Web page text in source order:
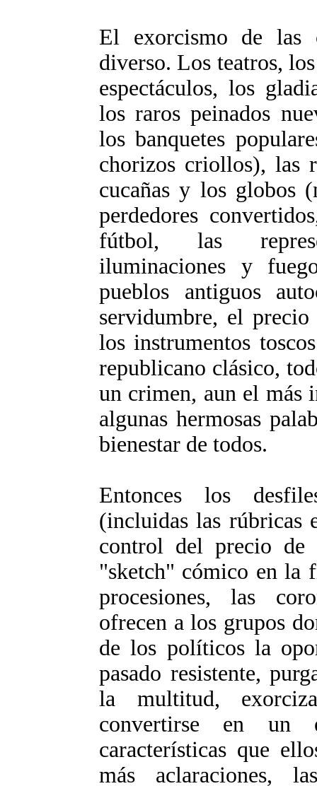
El exorcismo de las
diverso. Los teatros,
espectáculos, los
los raros peinados
los banquetes
chorizos criollos), las
cucañas y los globos
perdedores
fútbol, las
iluminaciones y
pueblos antiguos
servidumbre, el
los instrumentos
republicano clásico,
un crimen, aun el más
algunas hermosas
bienestar de todos.
Entonces los
(incluidas las rúbricas
control del precio de
"sketch" cómico en la
procesiones, las
ofrecen a los grupos
de los políticos la
pasado resistente,
la multitud,
convertirse en un
características que
más aclaraciones,